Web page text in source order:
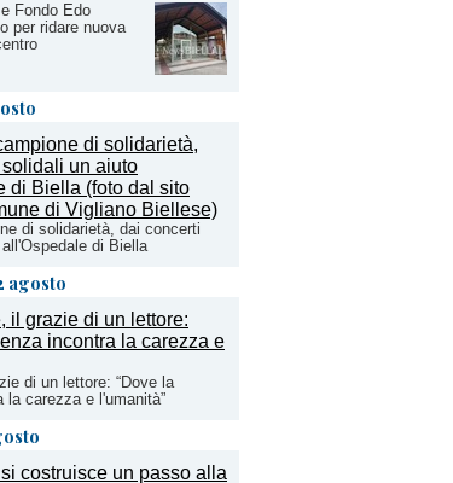
Fondo Edo
per ridare nuova
di solidarietà, dai concerti
di Biella
agosto
di un lettore: “Dove la
la carezza e l'umanità”